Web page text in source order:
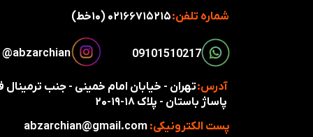
شماره تلفن:
آدرس:تهران - خیابان امام خمینی - جنب
پاساژ باستان - پلاک ۱۸-۱۹-۲۰
پست الکترونیکی: abzarchian@gmail.com
​​09101510217​​​​​​​
​​​abzarchian@